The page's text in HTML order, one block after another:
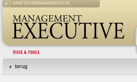
NAAR BOOMMANAGEMENT.NL
terug